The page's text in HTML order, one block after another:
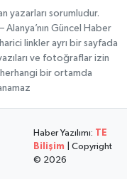
yazarları sorumludur.
Alanya’nın Güncel Haber
linkler ayrı bir sayfada
ve fotoğraflar izin
herhangi bir ortamda
Haber Yazılımı: TE
Bilişim | Copyright
© 2026